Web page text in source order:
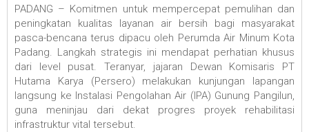
PADANG – Komitmen untuk mempercepat pemulihan dan
peningkatan kualitas layanan air bersih bagi masyarakat
pasca-bencana terus dipacu oleh Perumda Air Minum Kota
Padang. Langkah strategis ini mendapat perhatian khusus
dari level pusat. Teranyar, jajaran Dewan Komisaris PT
Hutama Karya (Persero) melakukan kunjungan lapangan
langsung ke Instalasi Pengolahan Air (IPA) Gunung Pangilun,
guna meninjau dari dekat progres proyek rehabilitasi
infrastruktur vital tersebut.